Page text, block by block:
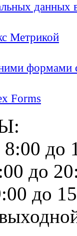
Метрикой
формами
Forms
до
до